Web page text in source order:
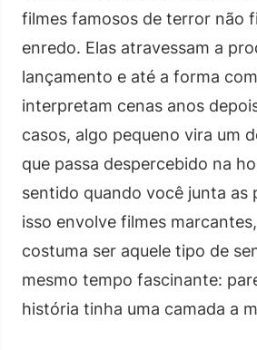
filmes famosos de terror não
enredo. Elas atravessam a
lançamento e até a forma
interpretam cenas anos
casos, algo pequeno vira um
que passa despercebido na
sentido quando você junta as
isso envolve filmes
costuma ser aquele tipo de
mesmo tempo fascinante:
história tinha uma camada a